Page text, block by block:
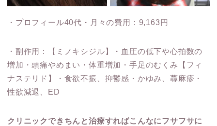
・プロフィール40代・月々の費用：9,163円
・副作用：【ミノキシジル】・血圧の低下や心拍数の
増加・頭痛やめまい・体重増加・手足のむくみ【フィ
ナステリド】・食欲不振、抑鬱感・かゆみ、蕁麻疹・
性欲減退、ED
クリニックできちんと治療すればこんなにフサフサに